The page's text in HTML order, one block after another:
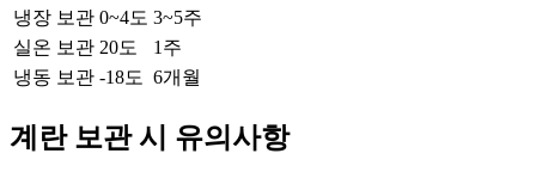
냉장 보관 0~4도 3~5주
실온 보관 20도
1주
냉동 보관 -18도 6개월
계란 보관 시 유의사항